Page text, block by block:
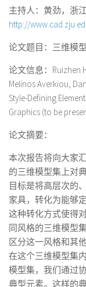
主持人：黄劲，浙
http://
论文题目：三维模
论文信息：Ruizhen
Melinos Averkiou,
Style-Defining
Graphics (to be
论文摘要：
本次报告将向大家
的三维模型集上对
目标是将高层次的
家具，转化为能够
这种转化方式使得
同风格的三维模型
区分这一风格和其
在这个三维模型集
模型集，我们通过
典型元素。这样的